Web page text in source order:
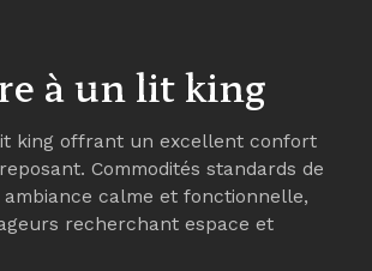
à un lit king
king offrant un excellent confort
Commodités standards de
ambiance calme et fonctionnelle,
recherchant espace et